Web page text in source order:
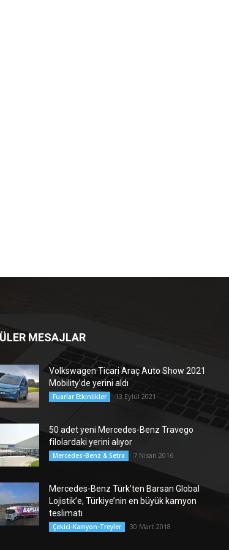
MESAJLAR
Volkswagen Ticari Araç Auto Show 2021
Mobility’de yerini aldı
Fuarlar Etkinlikler 13 Eylül 2021
50 adet yeni Mercedes-Benz Travego
filolardaki yerini alıyor
Mercedes-Benz & Setra 7 Nisan 2016
Mercedes-Benz Türk’ten Barsan Global
Lojistik’e, Türkiye’nin en büyük kamyon
teslimatı
Çekici-Kamyon-Treyler 30 Mart 2018